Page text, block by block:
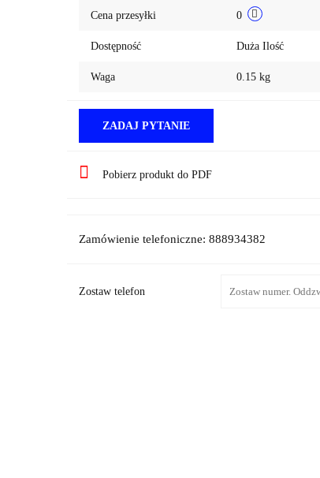
Cena przesyłki 0
Dostępność Duża Ilość
Waga 0.15 kg
ZADAJ PYTANIE
Pobierz produkt do PDF
Zamówienie telefoniczne: 888934382
Zostaw telefon